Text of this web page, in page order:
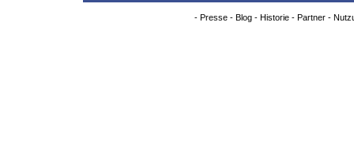
- Presse- Blog- Historie- Partner-